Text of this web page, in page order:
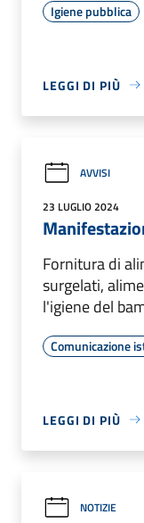
Igiene pubblica
LEGGI DI PIÙ
AVVISI
23 LUGLIO 2024
Fornitura di
surgelati,
l'igiene del
Comunicazione
LEGGI DI PIÙ
NOTIZIE